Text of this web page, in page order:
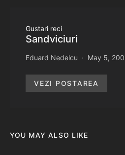
Gustari reci
Sandviciuri
Eduard Nedelcu May 5,
VEZI POSTAREA
YOU MAY ALSO LIKE